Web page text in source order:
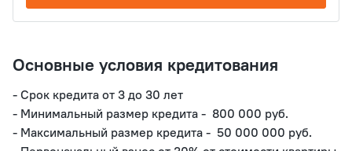
Основные условия кредитования
- Срок кредита от 3 до 30 лет
- Минимальный размер кредита -  800 000 руб.
- Максимальный размер кредита -  50 000 000 руб.